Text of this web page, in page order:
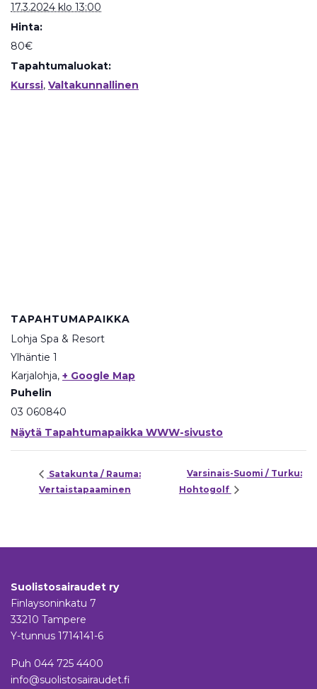
17.3.2024 klo 13:00
Hinta:
80€
Tapahtumaluokat:
Kurssi, Valtakunnallinen
TAPAHTUMAPAIKKA
Lohja Spa & Resort
Ylhäntie 1
Karjalohja, + Google Map
Puhelin
03 060840
Näytä Tapahtumapaikka WWW-sivusto
Satakunta / Rauma:
Vertaistapaaminen
Varsinais-Suomi / Turku:
Hohtogolf
Suolistosairaudet ry
Finlaysoninkatu 7
33210 Tampere
Y-tunnus 1714141-6
Puh 044 725 4400
info@suolistosairaudet.fi